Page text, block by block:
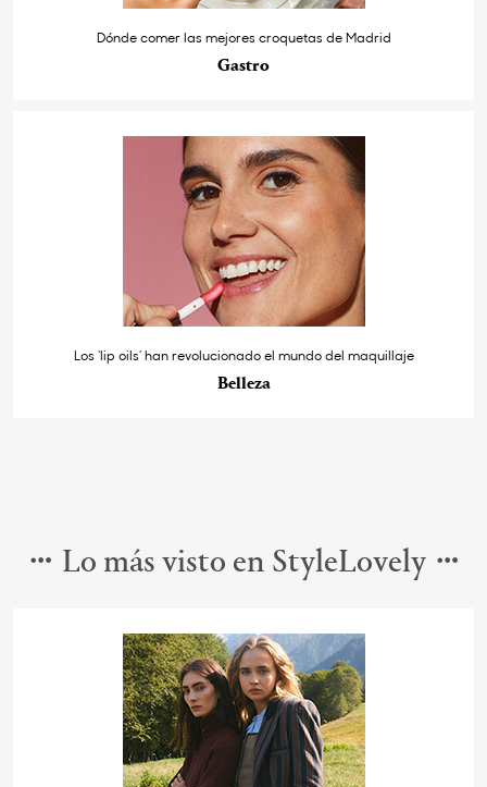
Dónde comer las mejores croquetas de Madrid
Gastro
Los ‘lip oils’ han revolucionado el mundo del maquillaje
Belleza
Lo más visto en StyleLovely